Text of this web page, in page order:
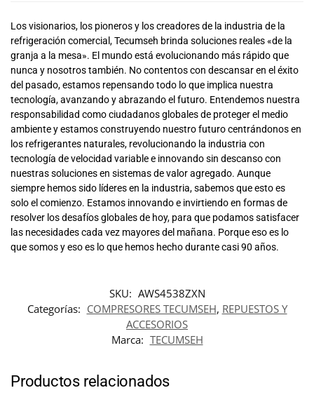
Los visionarios, los pioneros y los creadores de la industria de la
refrigeración comercial, Tecumseh brinda soluciones reales «de la
granja a la mesa». El mundo está evolucionando más rápido que
nunca y nosotros también. No contentos con descansar en el éxito
del pasado, estamos repensando todo lo que implica nuestra
tecnología, avanzando y abrazando el futuro. Entendemos nuestra
responsabilidad como ciudadanos globales de proteger el medio
ambiente y estamos construyendo nuestro futuro centrándonos en
los refrigerantes naturales, revolucionando la industria con
tecnología de velocidad variable e innovando sin descanso con
nuestras soluciones en sistemas de valor agregado. Aunque
siempre hemos sido líderes en la industria, sabemos que esto es
solo el comienzo. Estamos innovando e invirtiendo en formas de
resolver los desafíos globales de hoy, para que podamos satisfacer
las necesidades cada vez mayores del mañana. Porque eso es lo
que somos y eso es lo que hemos hecho durante casi 90 años.
SKU: AWS4538ZXN
Categorías: COMPRESORES TECUMSEH, REPUESTOS Y
ACCESORIOS
Marca: TECUMSEH
Productos relacionados